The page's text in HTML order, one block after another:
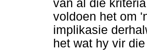
van al die
voldoen het om
implikasie
het wat hy vir